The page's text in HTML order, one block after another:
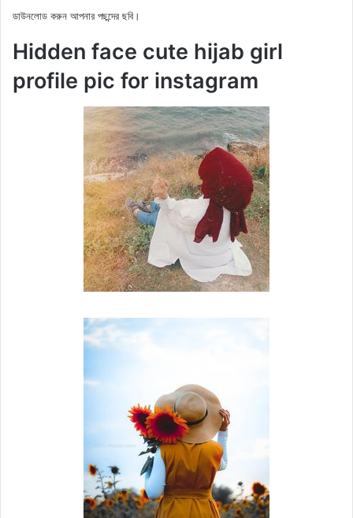
ডাউনলোড করুন আপনার পছন্দের ছবি।
Hidden face cute hijab girl
profile pic for instagram